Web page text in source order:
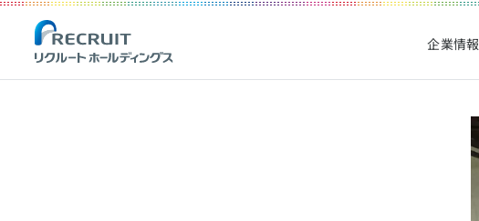
Recruit Holdings
企業情報